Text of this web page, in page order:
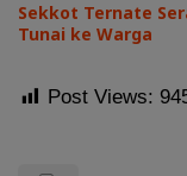
Sekkot Ternate
Tunai ke Warga
Post Views: